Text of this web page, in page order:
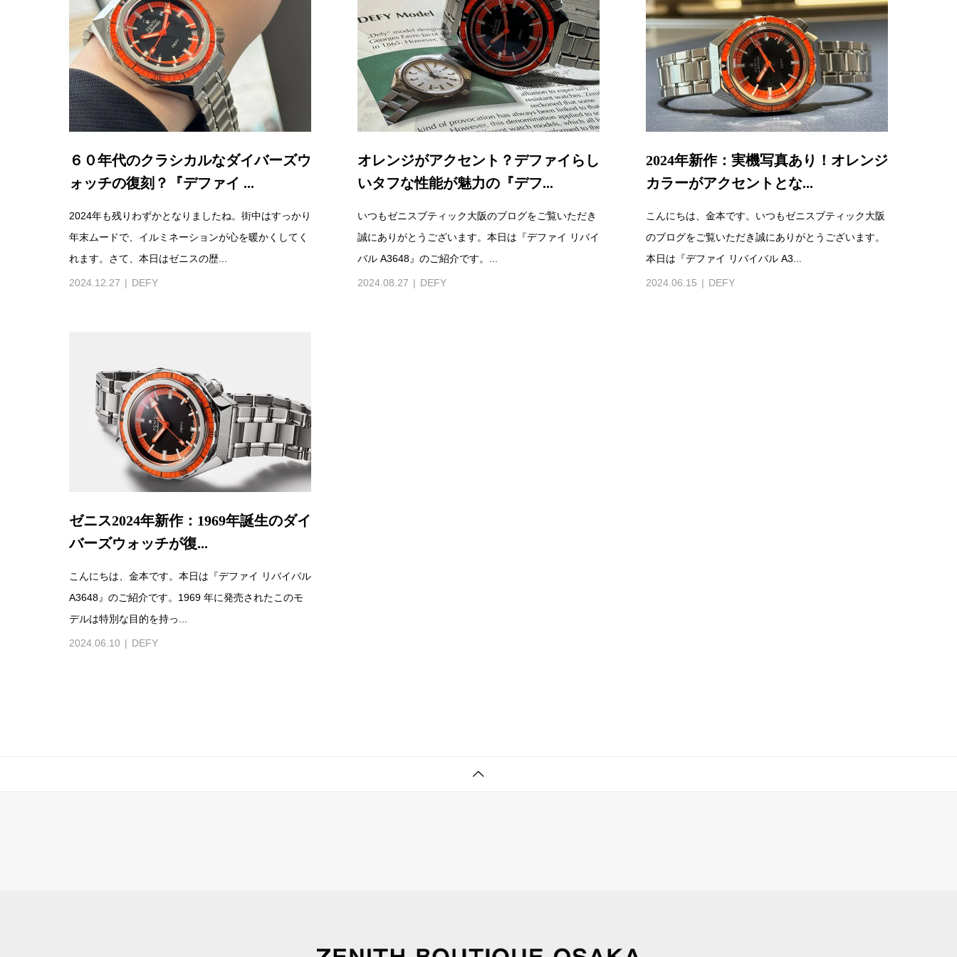
６０年代のクラシカルなダイバーズウ
ォッチの復刻？『デファイ ...
2024年も残りわずかとなりましたね。街中はすっかり
年末ムードで、イルミネーションが心を暖かくしてく
れます。さて、本日はゼニスの歴...
2024.12.27 DEFY
オレンジがアクセント？デファイらし
いタフな性能が魅力の『デフ...
いつもゼニスブティック大阪のブログをご覧いただき
誠にありがとうございます。本日は『デファイ リバイ
バル A3648』のご紹介です。...
2024.08.27 DEFY
2024年新作：実機写真あり！オレンジ
カラーがアクセントとな...
こんにちは、金本です。いつもゼニスブティック大阪
のブログをご覧いただき誠にありがとうございます。
本日は『デファイ リバイバル A3...
2024.06.15 DEFY
ゼニス2024年新作：1969年誕生のダイ
バーズウォッチが復...
こんにちは、金本です。本日は『デファイ リバイバル
A3648』のご紹介です。1969 年に発売されたこのモ
デルは特別な目的を持っ...
2024.06.10 DEFY